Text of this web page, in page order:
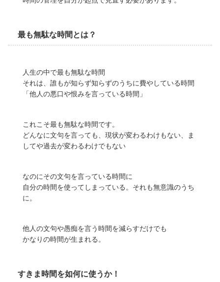
最も無駄な時間とは？
人生の中で最も無駄な時間
それは、誰もが知らず知らずのうちに費やしている時間
「他人の悪口や恨みを言っている時間」
これこそ最も無駄な時間です。
どんなに文句を言っても、現状が変わるわけもない、ま
してや過去が変わるわけでもない
なのにその文句を言っている時間に
自分の時間を使ってしまっている。それも無意識のうち
に。
他人の文句や愚痴を言う時間を減らすだけでも
かなりの時間が生まれる。
すきま時間を如何に使うか！